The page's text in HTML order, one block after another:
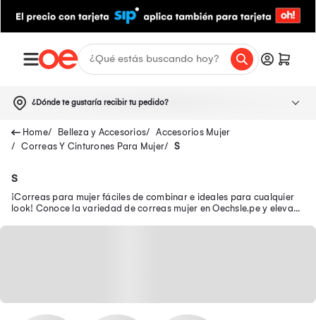
¿Dónde te gustaría recibir tu pedido?
Belleza y Accesorios
Accesorios Mujer
Correas Y Cinturones Para Mujer
S
S
¡Correas para mujer fáciles de combinar e ideales para cualquier
look! Conoce la variedad de correas mujer en Oechsle.pe y eleva